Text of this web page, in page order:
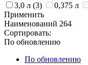
3,0 л (3) 0,375 л
Применить
Наименований 264
Сортировать:
По обновлению
По обновлению